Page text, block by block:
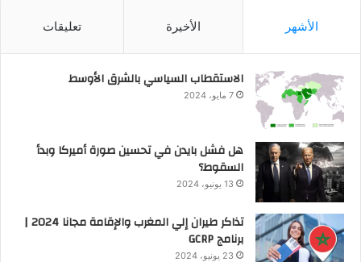
الأشهر الأخيرة تعليقات
الاستقطاب السياسي بالشرق الأوسط
7 مايو، 2024
هل فشل بايدن في تحسين صورة أميركا وبدأ
السقوط؟
13 يونيو، 2024
تذاكر طيران إلي المغرب والإقامة مجانا 2024 |
برنامج GCRP
23 يونيو، 2024